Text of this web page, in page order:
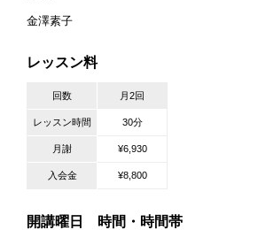
金澤素子
レッスン料
回数 月2回
レッスン時間 30分
月謝 ¥6,930
入会金 ¥8,800
開講曜日 時間・時間帯